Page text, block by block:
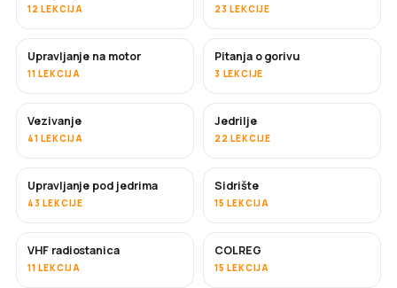
12 LEKCIJA 23 LEKCIJE
Upravljanje na motor
11 LEKCIJA
Pitanja o gorivu
3 LEKCIJE
Vezivanje
41 LEKCIJA
Jedrilje
22 LEKCIJE
Upravljanje pod jedrima
43 LEKCIJE
Sidrište
15 LEKCIJA
VHF radiostanica
11 LEKCIJA
COLREG
15 LEKCIJA